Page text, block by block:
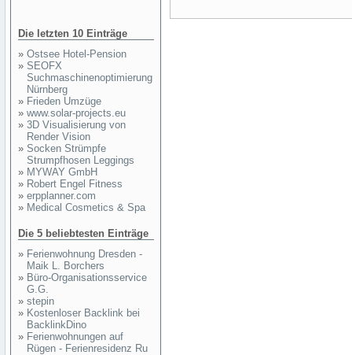
Die letzten 10 Einträge
» Ostsee Hotel-Pension
» SEOFX
Suchmaschinenoptimierung
Nürnberg
» Frieden Umzüge
» www.solar-projects.eu
» 3D Visualisierung von
Render Vision
» Socken Strümpfe
Strumpfhosen Leggings
» MYWAY GmbH
» Robert Engel Fitness
» erpplanner.com
» Medical Cosmetics & Spa
Die 5 beliebtesten Einträge
» Ferienwohnung Dresden -
Maik L. Borchers
» Büro-Organisationsservice
G.G.
» stepin
» Kostenloser Backlink bei
BacklinkDino
» Ferienwohnungen auf
Rügen - Ferienresidenz Ru